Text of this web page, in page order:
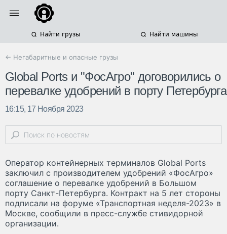
Найти грузы Найти машины
← Негабаритные и опасные грузы
Global Ports и "ФосАгро" договорились о
перевалке удобрений в порту Петербурга
16:15, 17 Ноября 2023
Оператор контейнерных терминалов Global Ports
заключил с производителем удобрений «ФосАгро»
соглашение о перевалке удобрений в Большом
порту Санкт-Петербурга. Контракт на 5 лет стороны
подписали на форуме «Транспортная неделя-2023» в
Москве, сообщили в пресс-службе стивидорной
организации.